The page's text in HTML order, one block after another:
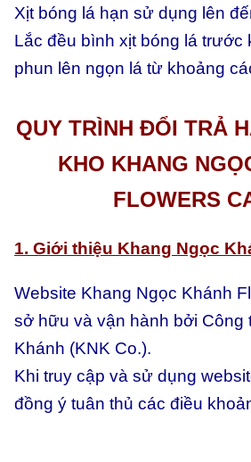
Xịt bóng lá hạn sử dụng lên
Lắc đều bình xịt bóng lá trước
phun lên ngọn lá từ khoảng
QUY TRÌNH ĐỔI TRẢ
KHO KHANG
FLOWERS
1. Giới thiệu Khang Ngọc
Website Khang Ngọc Khánh
sở hữu và vận hành bởi Công
Khánh (KNK Co.).
Khi truy cập và sử dụng
đồng ý tuân thủ các điều